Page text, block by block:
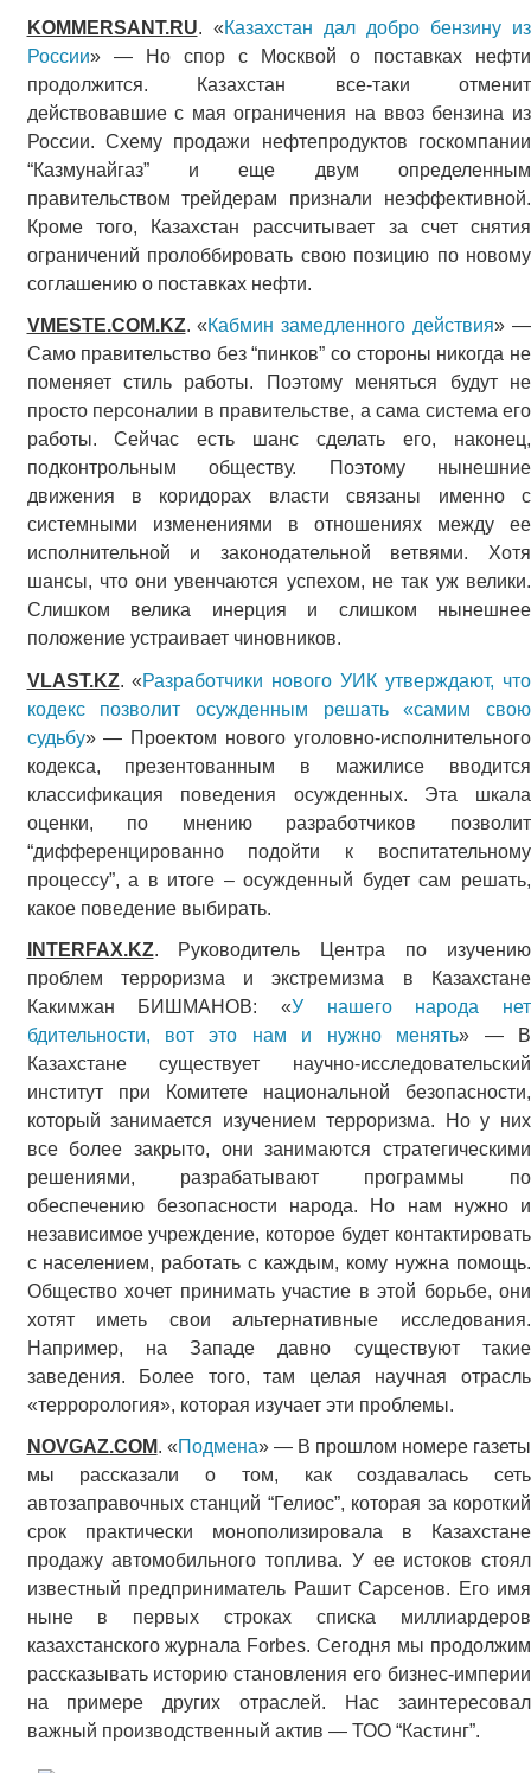
KOMMERSANT.RU. «Казахстан дал добро бензину из
России» — Но спор с Москвой о поставках нефти
продолжится. Казахстан все-таки отменит
действовавшие с мая ограничения на ввоз бензина из
России. Схему продажи нефтепродуктов госкомпании
“Казмунайгаз” и еще двум определенным
правительством трейдерам признали неэффективной.
Кроме того, Казахстан рассчитывает за счет снятия
ограничений пролоббировать свою позицию по новому
соглашению о поставках нефти.
VMESTE.COM.KZ. «Кабмин замедленного действия» —
Само правительство без “пинков” со стороны никогда не
поменяет стиль работы. Поэтому меняться будут не
просто персоналии в правительстве, а сама система его
работы. Сейчас есть шанс сделать его, наконец,
подконтрольным обществу. Поэтому нынешние
движения в коридорах власти связаны именно с
системными изменениями в отношениях между ее
исполнительной и законодательной ветвями. Хотя
шансы, что они увенчаются успехом, не так уж велики.
Слишком велика инерция и слишком нынешнее
положение устраивает чиновников.
VLAST.KZ. «Разработчики нового УИК утверждают, что
кодекс позволит осужденным решать «самим свою
судьбу» — Проектом нового уголовно-исполнительного
кодекса, презентованным в мажилисе вводится
классификация поведения осужденных. Эта шкала
оценки, по мнению разработчиков позволит
“дифференцированно подойти к воспитательному
процессу”, а в итоге – осужденный будет сам решать,
какое поведение выбирать.
INTERFAX.KZ. Руководитель Центра по изучению
проблем терроризма и экстремизма в Казахстане
Какимжан БИШМАНОВ: «У нашего народа нет
бдительности, вот это нам и нужно менять» — В
Казахстане существует научно-исследовательский
институт при Комитете национальной безопасности,
который занимается изучением терроризма. Но у них
все более закрыто, они занимаются стратегическими
решениями, разрабатывают программы по
обеспечению безопасности народа. Но нам нужно и
независимое учреждение, которое будет контактировать
с населением, работать с каждым, кому нужна помощь.
Общество хочет принимать участие в этой борьбе, они
хотят иметь свои альтернативные исследования.
Например, на Западе давно существуют такие
заведения. Более того, там целая научная отрасль
«террорология», которая изучает эти проблемы.
NOVGAZ.COM. «Подмена» — В прошлом номере газеты
мы рассказали о том, как создавалась сеть
автозаправочных станций “Гелиос”, которая за короткий
срок практически монополизировала в Казахстане
продажу автомобильного топлива. У ее истоков стоял
известный предприниматель Рашит Сарсенов. Его имя
ныне в первых строках списка миллиардеров
казахстанского журнала Forbes. Сегодня мы продолжим
рассказывать историю становления его бизнес-империи
на примере других отраслей. Нас заинтересовал
важный производственный актив — ТОО “Кастинг”.